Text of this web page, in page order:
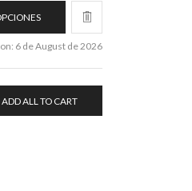
6 de August de 2026
ADD ALL TO CART